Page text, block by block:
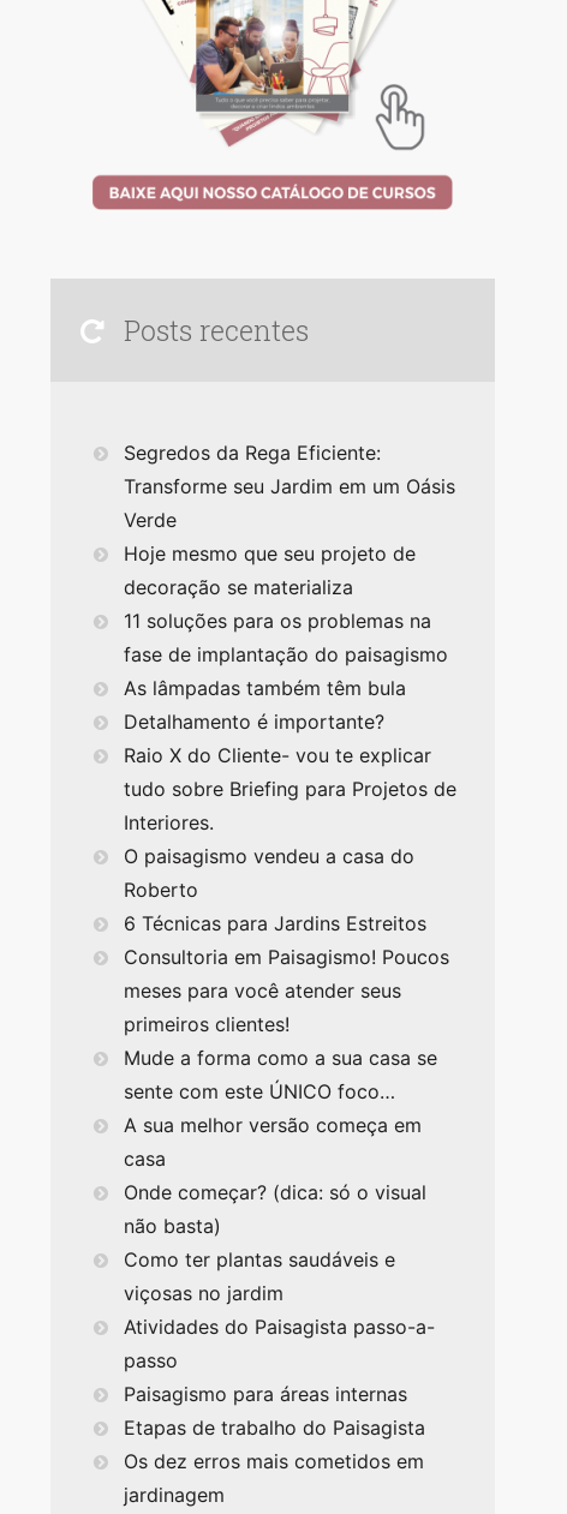
Posts recentes
Segredos da Rega Eficiente:
Transforme seu Jardim em um Oásis
Verde
Hoje mesmo que seu projeto de
decoração se materializa
11 soluções para os problemas na
fase de implantação do paisagismo
As lâmpadas também têm bula
Detalhamento é importante?
Raio X do Cliente- vou te explicar
tudo sobre Briefing para Projetos de
Interiores.
O paisagismo vendeu a casa do
Roberto
6 Técnicas para Jardins Estreitos
Consultoria em Paisagismo! Poucos
meses para você atender seus
primeiros clientes!
Mude a forma como a sua casa se
sente com este ÚNICO foco…
A sua melhor versão começa em
casa
Onde começar? (dica: só o visual
não basta)
Como ter plantas saudáveis e
viçosas no jardim
Atividades do Paisagista passo-a-
passo
Paisagismo para áreas internas
Etapas de trabalho do Paisagista
Os dez erros mais cometidos em
jardinagem